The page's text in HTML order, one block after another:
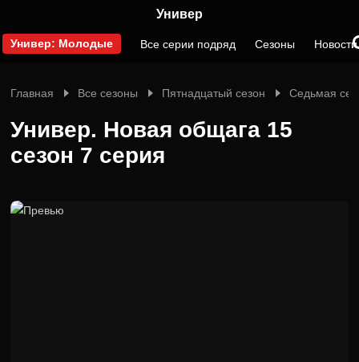
Универ
Универ: Молодые Все серии подряд Сезоны Новости
Главная Все сезоны Пятнадцатый сезон Седьмая
Универ. Новая общага 15
сезон 7 серия